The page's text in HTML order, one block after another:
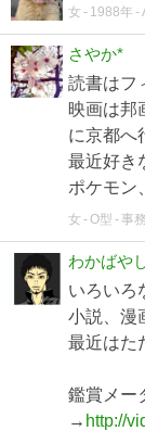
女 1988年
さやか*
読書はフ
映画は邦
に京都へ
最近好き
ポケモン
女 O型 事
わかばや
いろいろ
小説、漫
最近はた
鑑賞メー
→ http://